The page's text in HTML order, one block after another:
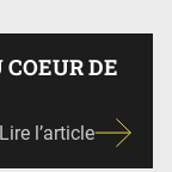
DE
Lire l’article